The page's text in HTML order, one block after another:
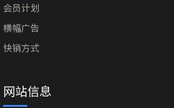
会员计划
横幅广告
快销方式
网站信息